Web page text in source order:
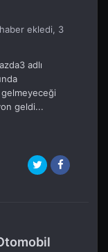
ekledi, 3
adlı
geldi...